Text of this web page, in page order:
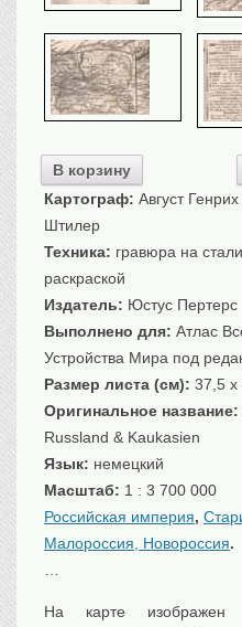
Униформа
Гражданская мода
Униформа
Охота. Флора. Фауна
Флора
Охота
Рыбы, рыбалка
Техника, транспорт,
Архитектура
Техника
Транспорт
Флот, кораблестроение
Связь
Букинистика
Оружие, военная атрибутика
В корзину
Картограф: Август
Штилер
Техника: гравюра на
раскраской
Издатель: Юстус Пертерс
Выполнено для: Атлас
Устройства Мира под
Размер листа (см): 37,5 x
Оригинальное название:
Russland & Kaukasien
Язык: немецкий
Масштаб: 1 : 3 700 000
Российская империя,
Малороссия, Новороссия.
На карте изображен